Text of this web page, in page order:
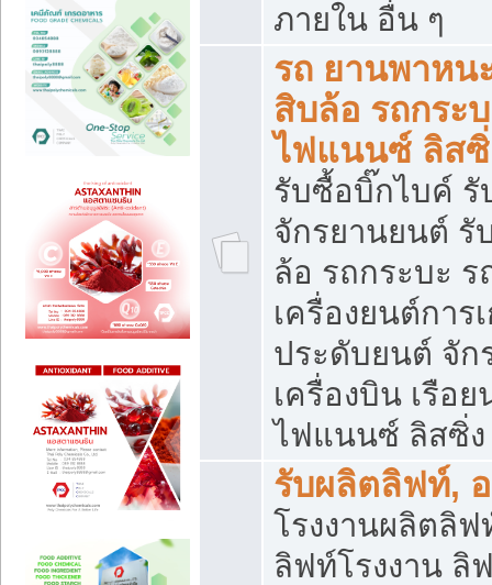
ภายใน อื่น ๆ
รถ ยานพาหน
สิบล้อ รถกระ
ไฟแนนซ์ ลิส
รับซื้อบิ๊กไบค์
จักรยานยนต์ รั
ล้อ รถกระบะ
เครื่องยนต์การ
ประดับยนต์ จัก
เครื่องบิน เรือ
ไฟแนนซ์ ลิสซิ่ง
รับผลิตลิฟท์,
โรงงานผลิตลิ
ลิฟท์โรงงาน ลิ